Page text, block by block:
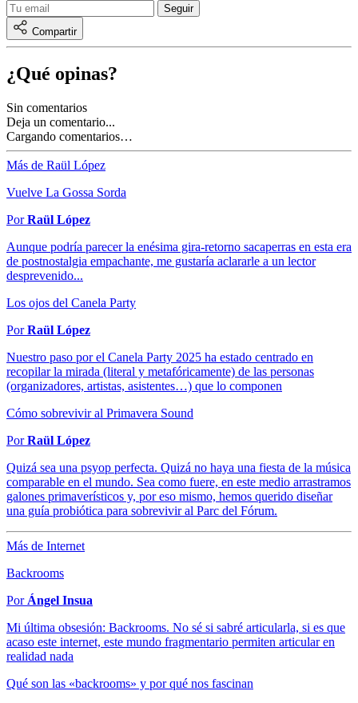
Compartir
¿Qué opinas?
Sin comentarios
Deja un comentario...
Cargando comentarios…
Más de Raül López
Vuelve La Gossa Sorda
PorRaül López
Aunque podría parecer la enésima gira-retorno sacaperras en esta era
de postnostalgia empachante, me gustaría aclararle a un lector
desprevenido...
Los ojos del Canela Party
PorRaül López
Nuestro paso por el Canela Party 2025 ha estado centrado en
recopilar la mirada (literal y metafóricamente) de las personas
(organizadores, artistas, asistentes…) que lo componen
Cómo sobrevivir al Primavera Sound
PorRaül López
Quizá sea una psyop perfecta. Quizá no haya una fiesta de la música
comparable en el mundo. Sea como fuere, en este medio arrastramos
galones primaverísticos y, por eso mismo, hemos querido diseñar
una guía probiótica para sobrevivir al Parc del Fórum.
Más de Internet
Backrooms
Por Ángel Insua
Mi última obsesión: Backrooms. No sé si sabré articularla, si es que
acaso este internet, este mundo fragmentario permiten articular en
realidad nada
Qué son las «backrooms» y por qué nos fascinan